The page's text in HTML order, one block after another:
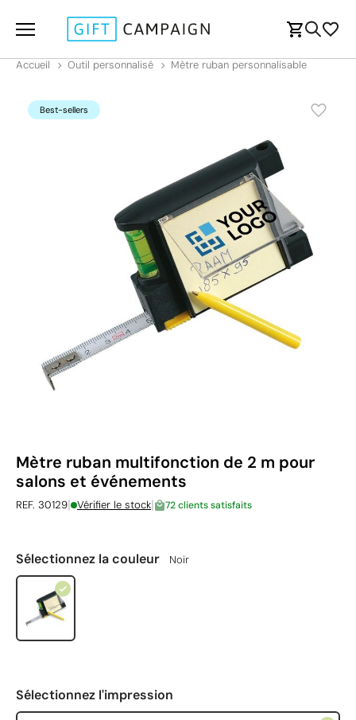
Accueil Outil personnalisé Mètre ruban personnalisable
Best-sellers
Mètre ruban multifonction de 2 m pour
salons et événements
REF. 30129| Vérifier le stock| 72 clients satisfaits
Sélectionnez la couleur Noir
Sélectionnez l'impression